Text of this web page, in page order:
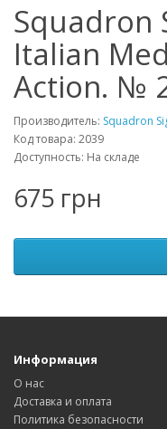
Squadron
Italian
Action. №
Производитель: Squadron
Код товара: 2039
Доступность: На складе
675 грн
Информация
О нас
Доставка и оплата
Политика безопасности